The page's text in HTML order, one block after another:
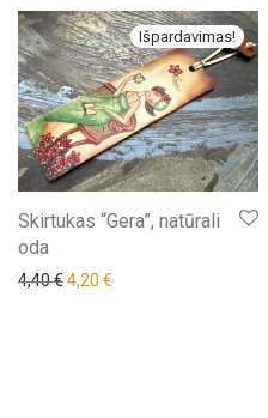
Išpardavimas!
Skirtukas “Gera”, natūrali
oda
4,40€Original price was: 4,40 €.
4,20 €